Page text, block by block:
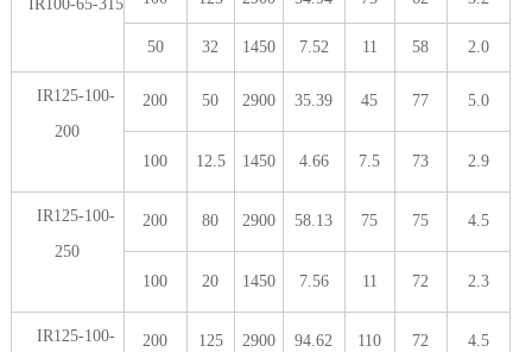
IR100-65-315
50 32 1450 7.52 11 58 2.0
IR125-100-
200
200 50 2900 35.39 45 77 5.0
100 12.5 1450 4.66 7.5 73 2.9
IR125-100-
250
200 80 2900 58.13 75 75 4.5
100 20 1450 7.56 11 72 2.3
IR125-100-
200 125 2900 94.62 110 72 4.5